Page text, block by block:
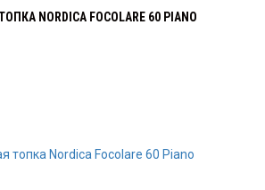
NORDICA FOCOLARE 60 PIANO